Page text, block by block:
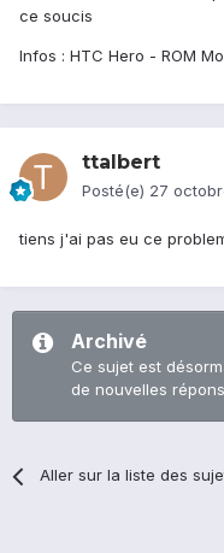
ce soucis
Infos : HTC Hero - ROM
ttalbert
Posté(e) 27
tiens j'ai pas eu ce
Archivé
Ce sujet est
de nouvelles
Aller sur la liste des